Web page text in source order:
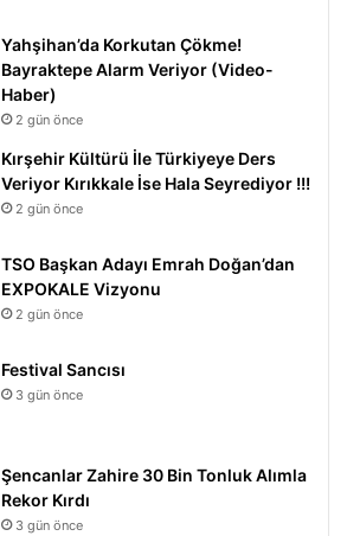
Yahşihan’da Korkutan Çökme!
Bayraktepe Alarm Veriyor (Video-
Haber)
2 gün önce
Kırşehir Kültürü İle Türkiyeye Ders
Veriyor Kırıkkale İse Hala Seyrediyor !!!
2 gün önce
TSO Başkan Adayı Emrah Doğan’dan
EXPOKALE Vizyonu
2 gün önce
Festival Sancısı
3 gün önce
Şencanlar Zahire 30 Bin Tonluk Alımla
Rekor Kırdı
3 gün önce